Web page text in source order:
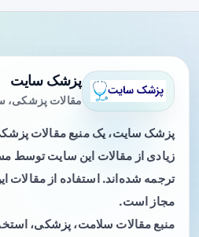
پزشک سایت
مقالات پزشکی،
پزشک سایت، یک منبع مقالات
زیادی از مقالات این سایت توسط
ترجمه شده‌اند. استفاده از مقالات
مجاز است.
منبع مقالات سلامت، پزشکی،